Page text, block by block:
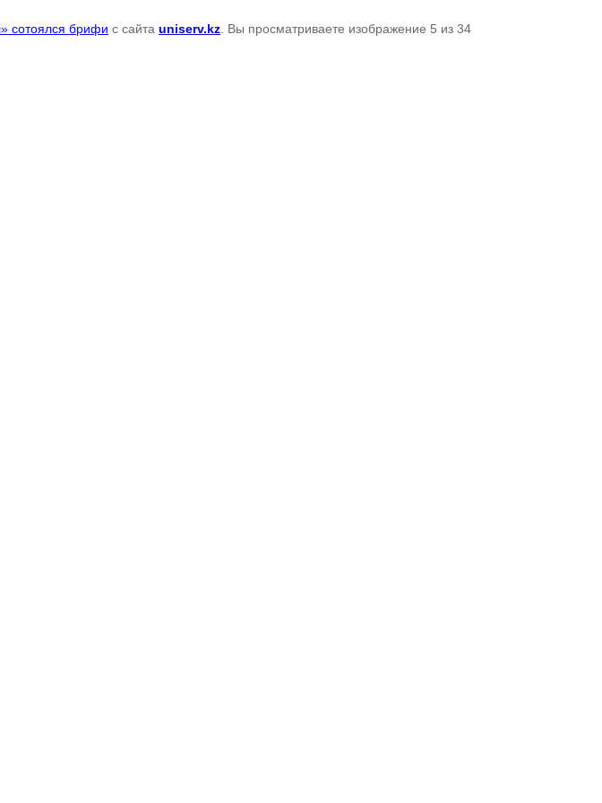
сотоялся брифи с сайта uniserv.kz . Вы просматриваете изображение 5 из 34